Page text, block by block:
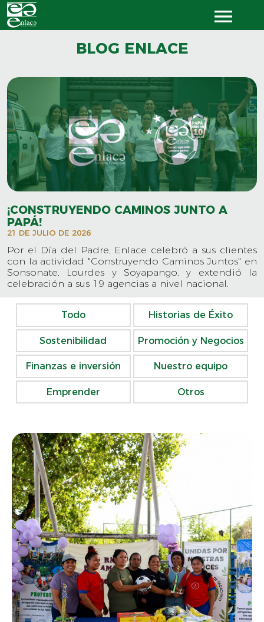
BLOG ENLACE
¡CONSTRUYENDO CAMINOS JUNTO A
PAPÁ!
21 DE JULIO DE 2026
Por el Día del Padre, Enlace celebró a sus clientes
con la actividad "Construyendo Caminos Juntos" en
Sonsonate, Lourdes y Soyapango, y extendió la
celebración a sus 19 agencias a nivel nacional.
Todo Historias de Éxito
Sostenibilidad Promoción y Negocios
Finanzas e inversión Nuestro equipo
Emprender Otros